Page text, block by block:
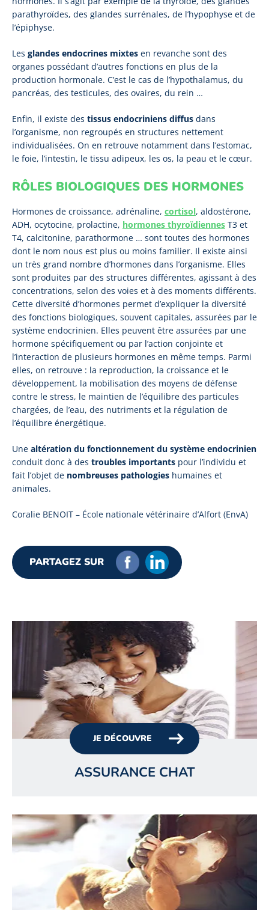
parathyroïdes, des glandes surrénales, de l’hypophyse et de
l’épiphyse.
Les glandes endocrines mixtes en revanche sont des
organes possédant d’autres fonctions en plus de la
production hormonale. C’est le cas de l’hypothalamus, du
pancréas, des testicules, des ovaires, du rein …
Enfin, il existe des tissus endocriniens diffus dans
l’organisme, non regroupés en structures nettement
individualisées. On en retrouve notamment dans l’estomac,
le foie, l’intestin, le tissu adipeux, les os, la peau et le cœur.
RÔLES BIOLOGIQUES DES HORMONES
Hormones de croissance, adrénaline, cortisol, aldostérone,
ADH, ocytocine, prolactine, hormones thyroïdiennes T3 et
T4, calcitonine, parathormone … sont toutes des hormones
dont le nom nous est plus ou moins familier. Il existe ainsi
un très grand nombre d’hormones dans l’organisme. Elles
sont produites par des structures différentes, agissant à des
concentrations, selon des voies et à des moments différents.
Cette diversité d’hormones permet d’expliquer la diversité
des fonctions biologiques, souvent capitales, assurées par le
système endocrinien. Elles peuvent être assurées par une
hormone spécifiquement ou par l’action conjointe et
l’interaction de plusieurs hormones en même temps. Parmi
elles, on retrouve : la reproduction, la croissance et le
développement, la mobilisation des moyens de défense
contre le stress, le maintien de l’équilibre des particules
chargées, de l’eau, des nutriments et la régulation de
l’équilibre énergétique.
Une altération du fonctionnement du système endocrinien
conduit donc à des troubles importants pour l’individu et
fait l’objet de nombreuses pathologies humaines et
animales.
Coralie BENOIT – École nationale vétérinaire d’Alfort (EnvA)
PARTAGEZ SUR
JE DÉCOUVRE
ASSURANCE CHAT